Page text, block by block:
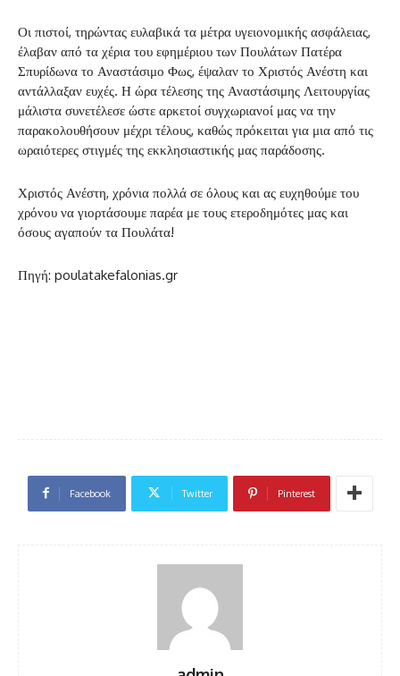
Οι πιστοί, τηρώντας ευλαβικά τα μέτρα υγειονομικής ασφάλειας,
έλαβαν από τα χέρια του εφημέριου των Πουλάτων Πατέρα
Σπυρίδωνα το Αναστάσιμο Φως, έψαλαν το Χριστός Ανέστη και
αντάλλαξαν ευχές. Η ώρα τέλεσης της Αναστάσιμης Λειτουργίας
μάλιστα συνετέλεσε ώστε αρκετοί συγχωριανοί μας να την
παρακολουθήσουν μέχρι τέλους, καθώς πρόκειται για μια από τις
ωραιότερες στιγμές της εκκλησιαστικής μας παράδοσης.
Χριστός Ανέστη, χρόνια πολλά σε όλους και ας ευχηθούμε του
χρόνου να γιορτάσουμε παρέα με τους ετεροδημότες μας και
όσους αγαπούν τα Πουλάτα!
Πηγή: poulatakefalonias.gr
Facebook Twitter Pinterest